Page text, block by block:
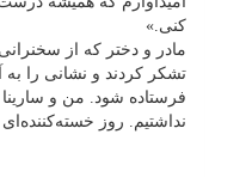
کنی.»
مادر و دختر که از
تشکر کردند و نشانی را به
فرستاده شود. من و
نداشتیم. روز